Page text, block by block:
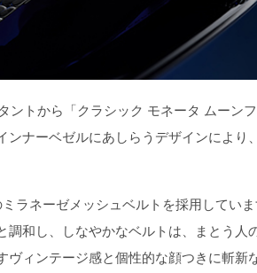
トから「クラシック モネータ ムーン
ナーベゼルにあしらうデザインにより
ラネーゼメッシュベルトを採用してい
和し、しなやかなベルトは、まとう人
ィンテージ感と個性的な顔つきに斬新